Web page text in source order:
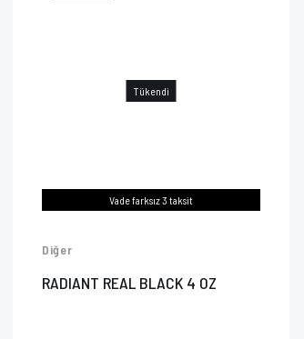
Tükendi
Vade farksız 3 taksit
Diğer
RADIANT REAL BLACK 4 OZ